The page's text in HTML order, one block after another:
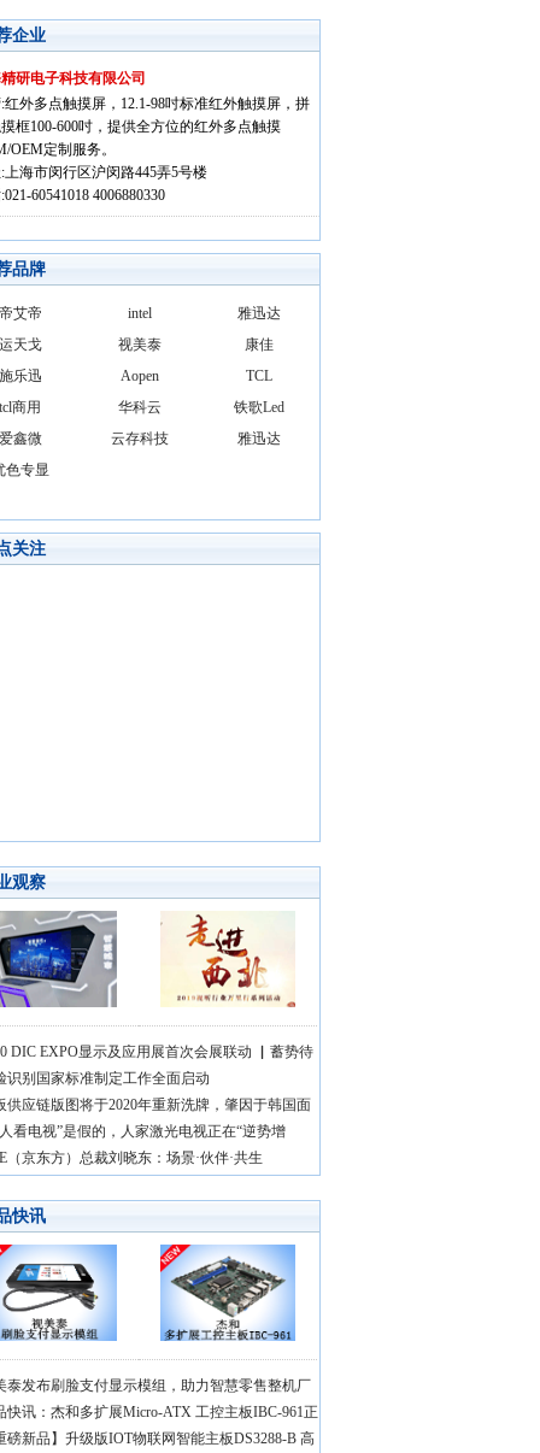
企业
研电子科技有限公司
红外多点触摸屏，12.1-98吋标准红外触摸屏，拼
框100-600吋，提供全方位的红外多点触摸
OEM定制服务。
上海市闵行区沪闵路445弄5号楼
60541018 4006880330
品牌
帝艾帝 intel
雅迅达
运天戈
视美泰
康佳
施乐迅
Aopen
TCL
tcl商用
华科云
铁歌Led
爱鑫微
云存科技
雅迅达
色专显
关注
观察
DIC EXPO显示及应用展首次会展联动 ▏蓄势待
识别国家标准制定工作全面启动
供应链版图将于2020年重新洗牌，肇因于韩国面
看电视”是假的，人家激光电视正在“逆势增
（京东方）总裁刘晓东：场景·伙伴·共生
快讯
泰发布刷脸支付显示模组，助力智慧零售整机厂
快讯：杰和多扩展Micro-ATX 工控主板IBC-961正
磅新品】升级版IOT物联网智能主板DS3288-B 高